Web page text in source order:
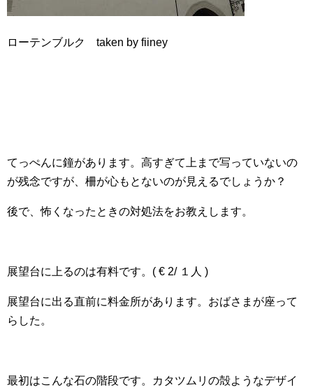
ローテンブルク taken by fiiney
てっぺんに鐘があります。高すぎて上まで写っていないの
が残念ですが、柵が心もとないのが見えるでしょうか？
後で、怖くなったときの対処法をお教えします。
展望台に上るのは有料です。( € 2/ １人 )
展望台に出る直前に料金所があります。おばさまが座って
らした。
最初はこんな石の階段です。カタツムリの殻ようなデザイ